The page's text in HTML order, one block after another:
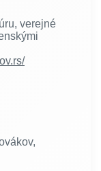
verejné